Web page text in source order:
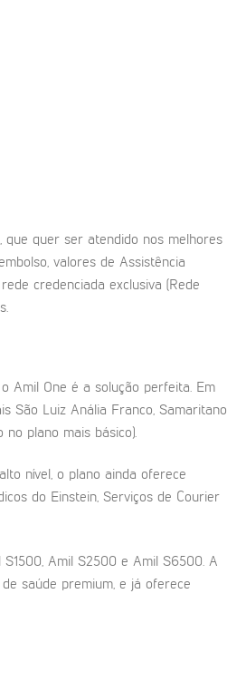
que quer ser atendido nos melhores
valores de Assistência
credenciada exclusiva (Rede
Amil One é a solução perfeita. Em
São Luiz Anália Franco, Samaritano
plano mais básico).
nível, o plano ainda oferece
do Einstein, Serviços de Courier
Amil S2500 e Amil S6500. A
saúde premium, e já oferece